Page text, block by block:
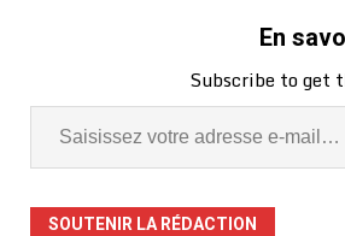
En
Subscribe to get
SOUTENIR LA RÉDACTION